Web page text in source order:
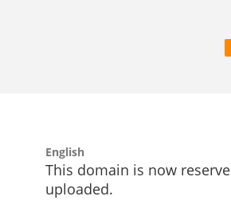
English
This domain is now
uploaded.